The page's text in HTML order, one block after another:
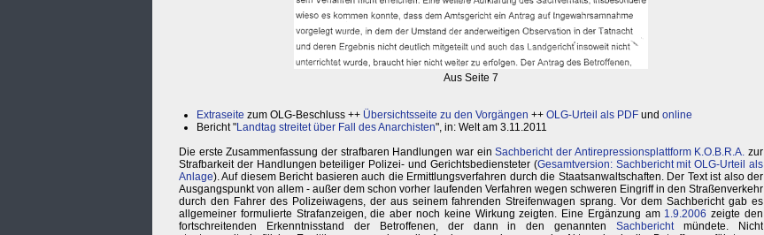
Aus Seite 7
Extraseite zum OLG-Beschluss ++ Übersichtsseite zu den Vorgängen ++ OLG-Urteil als PDF und online
Bericht "Landtag streitet über Fall des Anarchisten", in: Welt am 3.11.2011
Die erste Zusammenfassung der strafbaren Handlungen war einSachbericht der Antirepressionsplattform K.O.B.R.A. zur
Strafbarkeit der Handlungen beteiliger Polizei- und Gerichtsbediensteter (Gesamtversion: Sachbericht mit OLG-Urteil als
Anlage). Auf diesem Bericht basieren auch die Ermittlungsverfahren durch die Staatsanwaltschaften. Der Text ist also der
Ausgangspunkt von allem - außer dem schon vorher laufenden Verfahren wegen schweren Eingriff in den Straßenverkehr
durch den Fahrer des Polizeiwagens, der aus seinem fahrenden Streifenwagen sprang. Vor dem Sachbericht gab es
allgemeiner formulierte Strafanzeigen, die aber noch keine Wirkung zeigten. Eine Ergänzung am 1.9.2006 zeigte den
fortschreitenden Erkenntnisstand der Betroffenen, der dann in den genanntenSachberichtmündete. Nicht